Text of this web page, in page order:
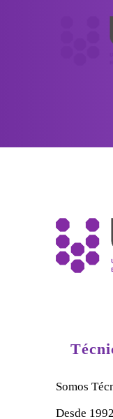
Somos
Desde